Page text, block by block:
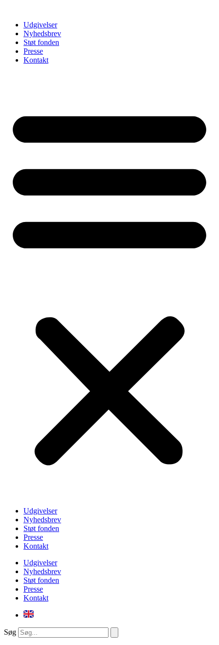
Udgivelser
Nyhedsbrev
Støt fonden
Presse
Kontakt
Udgivelser
Nyhedsbrev
Støt fonden
Presse
Kontakt
Udgivelser
Nyhedsbrev
Støt fonden
Presse
Kontakt
Søg